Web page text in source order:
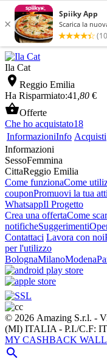
Ila Cat
 Reggio Emilia
Ha Risparmiato:41 ,80 €
Offerte
Che ho acquistato18
InformazioniInfo Acquisti
Informazioni
SessoFemmina
CittaReggio Emilia
Come funzionaCome
couponPromuovi la tua
WhatsappIl Progetto
Crea una offertaCome
notificheSuggerimenti
Contattaci Lavora con noi
per l'utilizzo
BolognaMilanoModena
© 2026 Amazing S.r.l. -
(MI) ITALIA - P.I./C.F:
MY CASHBACK
